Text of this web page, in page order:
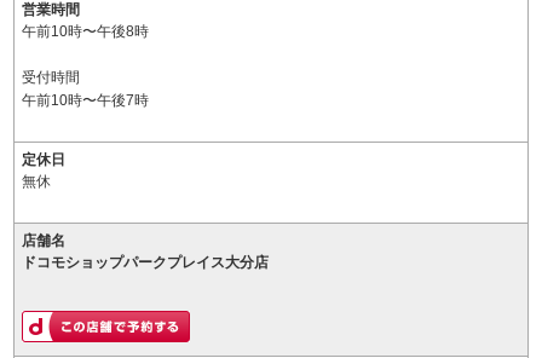
営業時間
午前10時〜午後8時
受付時間
午前10時〜午後7時
定休日
無休
店舗名
ドコモショップパークプレイス大分店